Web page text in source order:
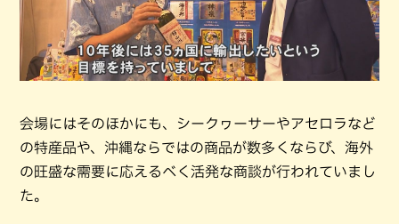
会場にはそのほかにも、シークヮーサーやアセロラなど
の特産品や、沖縄ならではの商品が数多くならび、海外
の旺盛な需要に応えるべく活発な商談が行われていまし
た。